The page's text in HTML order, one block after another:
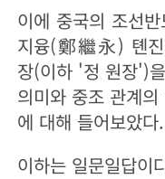
이에 중국의 조선
지융(鄭繼永) 톈진
장(이하 '정 원장')
의미와 중조 관계
에 대해 들어보았다.
이하는 일문일답이